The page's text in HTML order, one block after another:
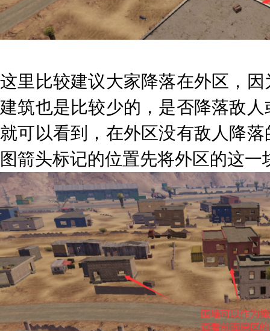
这里比较建议大家降落在外区，
建筑也是比较少的，是否降落敌
就可以看到，在外区没有敌人降
图箭头标记的位置先将外区的这一